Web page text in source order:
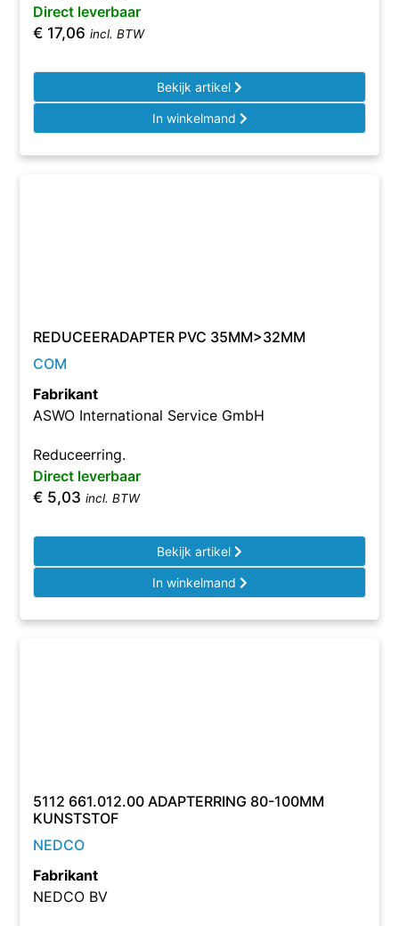
Direct leverbaar
€ 17,06 incl. BTW
Bekijk artikel
In winkelmand
REDUCEERADAPTER PVC 35MM>32MM
COM
Fabrikant
ASWO International Service GmbH
Reduceerring.
Direct leverbaar
€ 5,03 incl. BTW
Bekijk artikel
In winkelmand
5112 661.012.00 ADAPTERRING 80-100MM
KUNSTSTOF
NEDCO
Fabrikant
NEDCO BV